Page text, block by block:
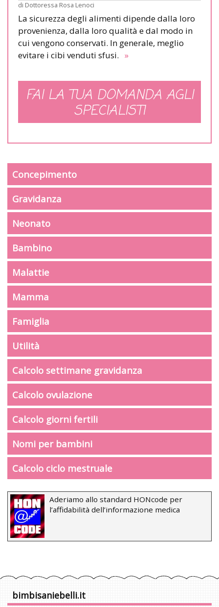
di Dottoressa Rosa Lenoci
La sicurezza degli alimenti dipende dalla loro
provenienza, dalla loro qualità e dal modo in
cui vengono conservati. In generale, meglio
evitare i cibi venduti sfusi. »
FAI LA TUA DOMANDA AGLI
SPECIALISTI
Concepimento
Gravidanza
Neonato
Bambino
Malattie
Mamma
Famiglia
Utilità
Calcolo settimane gravidanza
Calcolo ovulazione
Calcolo giorni fertili
Nomi per bambini
Calcolo ciclo mestruale
Aderiamo allo standard HONcode per
l’affidabilità dell’informazione medica
bimbisaniebelli.it